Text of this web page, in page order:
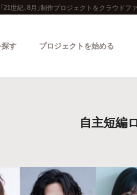
21世紀、8月」制作プロジェクトをクラウドフ
す
カテゴリーから探す
プロジェクトを始める
自主短編